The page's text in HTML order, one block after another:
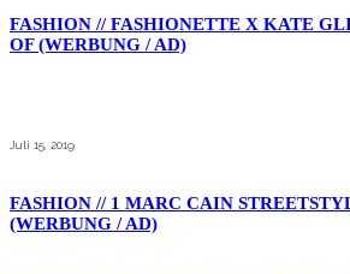
FASHION // FASHIONETTE X KATE
OF (WERBUNG / AD)
Juli 15, 2019
FASHION // 1 MARC CAIN
(WERBUNG / AD)